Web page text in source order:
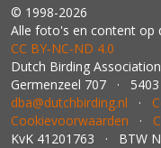
© 1998-2026
Alle foto's en content op
CC BY‑NC‑ND 4.0
Dutch Birding Association
Germenzeel 707 ·
dba@dutchbirding.nl ·
Cookievoorwaarden ·
KvK 41201763 · BTW